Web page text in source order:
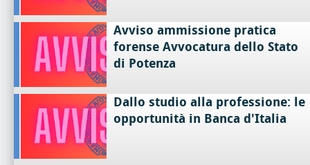
Avviso ammissione pratica
forense Avvocatura dello Stato
di Potenza
Dallo studio alla professione: le
opportunità in Banca d'Italia